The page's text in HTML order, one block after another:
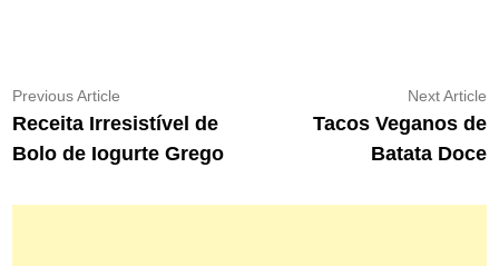
Navegação
de
Post
Previous Article
article:
Receita Irresistível de
Bolo de Iogurte Grego
Next Article
Tacos Veganos de
Batata Doce